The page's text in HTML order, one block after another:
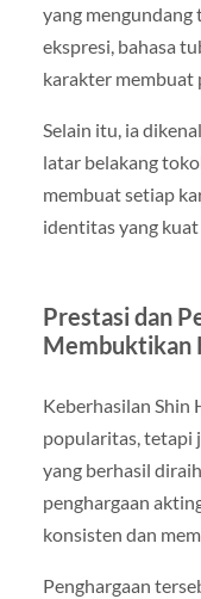
yang mengundang
ekspresi, bahasa
karakter membuat
Selain itu, ia
latar belakang
membuat setiap
identitas yang
Prestasi dan
Membuktikan
Keberhasilan Shin
popularitas, tetapi
yang berhasil
penghargaan
konsisten dan
Penghargaan